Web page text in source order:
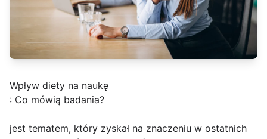
Wpływ diety na naukę
: Co mówią badania?
jest tematem, który zyskał na znaczeniu w ostatnich